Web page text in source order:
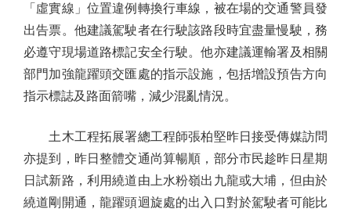
「虛實線」位置違例轉換行車線，被在場的交通警員發
出告票。他建議駕駛者在行駛該路段時宜盡量慢駛，務
必遵守現場道路標記安全行駛。他亦建議運輸署及相關
部門加強龍躍頭交匯處的指示設施，包括增設預告方向
指示標誌及路面箭嘴，減少混亂情況。
土木工程拓展署總工程師張柏堅昨日接受傳媒訪問
亦提到，昨日整體交通尚算暢順，部分市民趁昨日星期
日試新路，利用繞道由上水粉嶺出九龍或大埔，但由於
繞道剛開通，龍躍頭迴旋處的出入口對於駕駛者可能比